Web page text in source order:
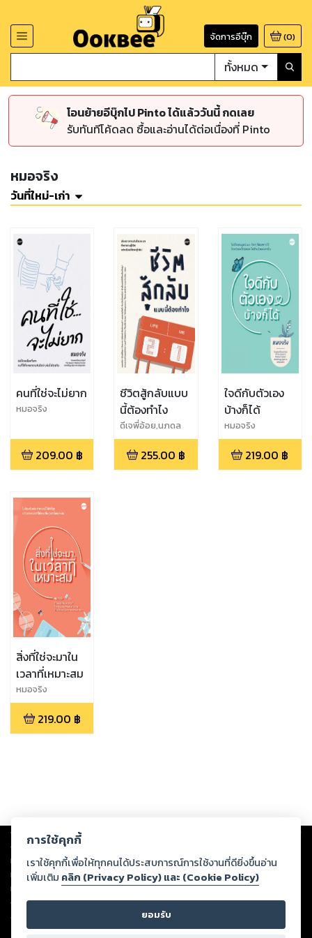
จัดการอีบุ๊ก (0)
ทั้งหมด
โอนย้ายอีบุ๊กไป Pinto ได้แล้ววันนี้ กดเลย
รับทันทีโค้ดลด ซื้อและอ่านได้ต่อเนื่องที่ Pinto
หมอจริง
วันที่ใหม่-เก่า
คนที่ใช่จะไม่ยาก
หมอจริง
209.00 ฿
ชีวิตสู้กลับแบบ
นี้ต้องทำไง
ดีเจพี่อ้อย,นภดล
ร่มโพธิ์,คิดมาก,โสภ
ณ ศุภมั่งมี,โอมศิริ
วีระกุล,สุริพงษ์
255.00 ฿
ใจดีกับตัวเอง
บ้างก็ได้
หมอจริง
219.00 ฿
สิ่งที่ใช่จะมาใน
เวลาที่เหมาะสม
หมอจริง
219.00 ฿
Copyright © 2026
ต่อผลงานหรือเนื้อหาใดที่อัปโหลดผ่านเว็บไซต์และปรากฏว่าละเมิดสิทธิใน
ทรัพย์สินทางปัญญาของบุคคลอื่นหรือขัดต่อกฎหมายและศีลธรรม ดังนั้น ผู้อ่าน
ทุกท่านโปรดใช้วิจารณญาณในการกลั่นกรองด้วยตนเอง และหากท่านพบว่าส่วน
หนึ่งส่วนใดขัดต่อกฎหมายและศีลธรรม กรุณาแจ้งมายังบริษัท เพื่อทีมงานจะได้
ดำเนินการในทันที ทั้งนี้ ทางสตอรี่ล็อกขอสงวนลิขสิทธิ์ตามพระราชบัญญัติ
ลิขสิทธิ์ พ.ศ. 2537 (ฉบับล่าสุด)
การใช้คุกกี้
เราใช้คุกกี้เพื่อให้ทุกคนได้ประสบการณ์การใช้งานที่ดียิ่งขึ้นอ่าน
เพิ่มเติม คลิก (Privacy Policy) และ (Cookie Policy)
ยอมรับ